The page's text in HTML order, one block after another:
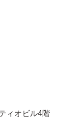
ィオビル4階